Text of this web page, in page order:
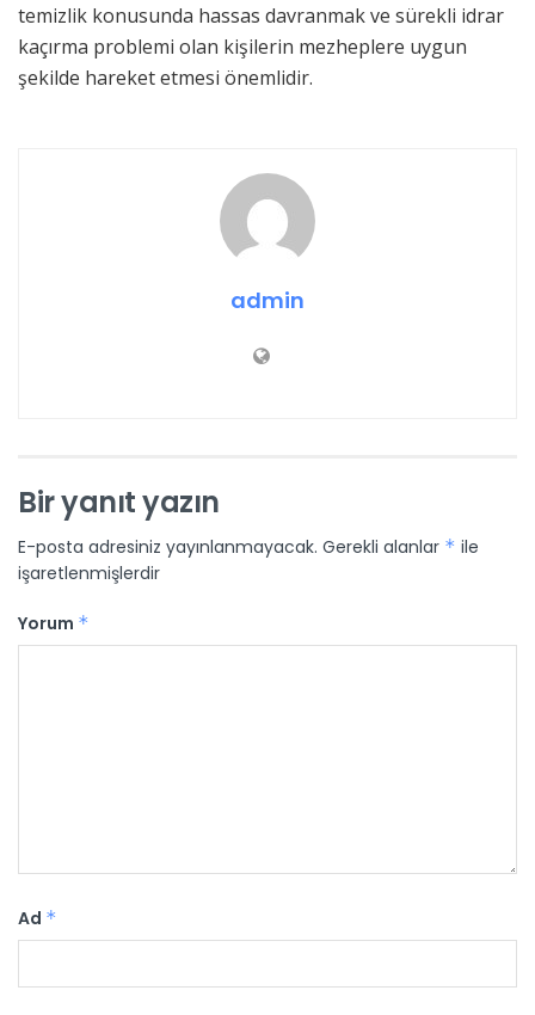
temizlik konusunda hassas davranmak ve sürekli idrar
kaçırma problemi olan kişilerin mezheplere uygun
şekilde hareket etmesi önemlidir.
admin
Bir yanıt yazın
E-posta adresiniz yayınlanmayacak. Gerekli alanlar * ile
işaretlenmişlerdir
Yorum *
Ad *